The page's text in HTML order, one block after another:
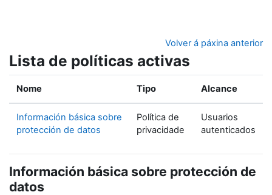
Volver á páxina anterior
Lista de políticas activas
Nome Tipo Alcance
Información básica sobre
protección de datos
Política de
privacidade
Usuarios
autenticados
Información básica sobre protección de
datos